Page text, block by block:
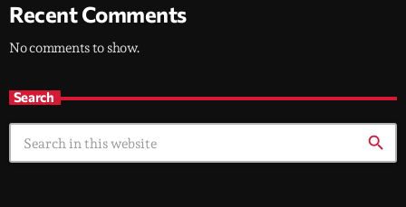
Recent Comments
No comments to show.
Search
search